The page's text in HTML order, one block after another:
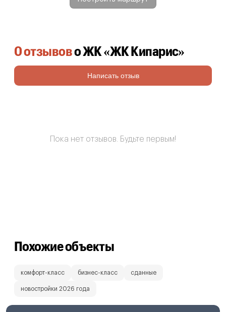
0 отзывово ЖК «ЖК Кипарис»
Написать отзыв
Пока нет отзывов. Будьте первым!
Похожие объекты
комфорт-класс бизнес-класс сданные
новостройки 2026 года